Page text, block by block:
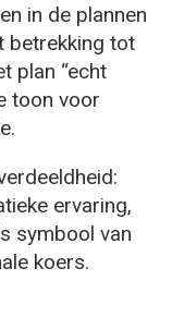
in de plannen
betrekking tot
plan “echt
toon voor
ervaring,
symbool van
koers.